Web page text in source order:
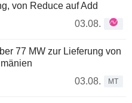
von Reduce auf Add
03.08.
77 MW zur Lieferung von
03.08.
MT